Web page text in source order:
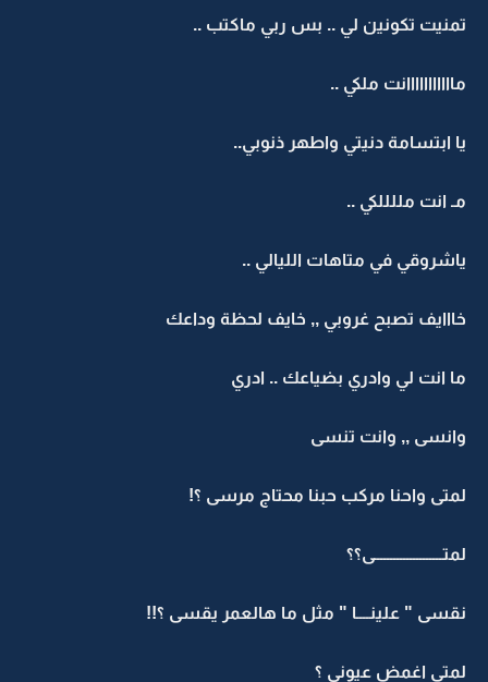
تمنيت تكونين لي .. بس ربي ماكتب ..
مااااااااااانت ملكي ..
يا ابتسامة دنيتي واطهر ذنوبي..
مـ انت مللللكي ..
ياشروقي في متاهات الليالي ..
خااايف تصبح غروبي ,, خايف لحظة وداعك
ما انت لي وادري بضياعك .. ادري
وانسى ,, وانت تنسى
لمتى واحنا مركب حبنا محتاج مرسى ؟!
لمتـــــــــــــــــــــى؟؟
نقسى " علينــــا " مثل ما هالعمر يقسى ؟!!
لمتى اغمض عيوني ؟